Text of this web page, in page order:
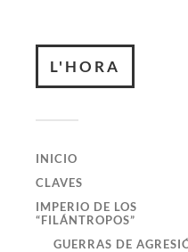
L'HORA
INICIO
CLAVES
IMPERIO DE LOS
“FILÁNTROPOS”
GUERRAS DE